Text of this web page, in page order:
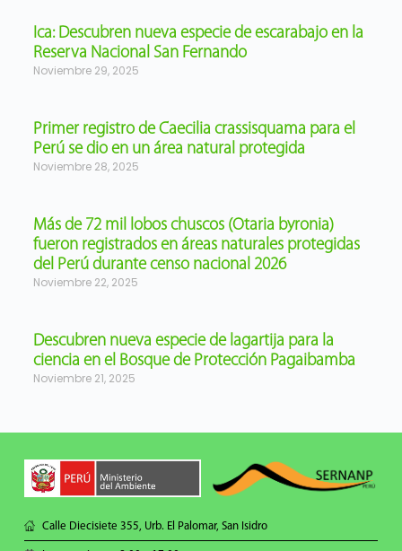
Ica: Descubren nueva especie de escarabajo en la
Reserva Nacional San Fernando
Noviembre 29, 2025
Primer registro de Caecilia crassisquama para el
Perú se dio en un área natural protegida
Noviembre 28, 2025
Más de 72 mil lobos chuscos (Otaria byronia)
fueron registrados en áreas naturales protegidas
del Perú durante censo nacional 2026
Noviembre 22, 2025
Descubren nueva especie de lagartija para la
ciencia en el Bosque de Protección Pagaibamba
Noviembre 21, 2025
Calle Diecisiete 355, Urb. El Palomar, San Isidro